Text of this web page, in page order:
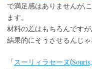
で満足感はありませんが,
ます。
材料の差はもちろんです
結果的にそうさせるんじ
「スーリィラセーヌ(